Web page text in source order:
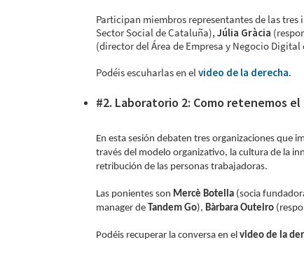
Participan miembros representantes de las tres
Sector Social de Cataluña), Júlia Gràcia
(director del Área de Empresa y Negocio
Podéis escuharlas en elvideo de la derecha.
#2. Laboratorio 2: Como retenemos
En esta sesión debaten tres organizaciones que
través del modelo organizativo, la cultura de la
retribución de las personas trabajadoras.
Las ponientes son Mercè Botella (socia
manager de Tandem Go), Bàrbara Outeiro
Podéis recuperar la conversa en el video de la